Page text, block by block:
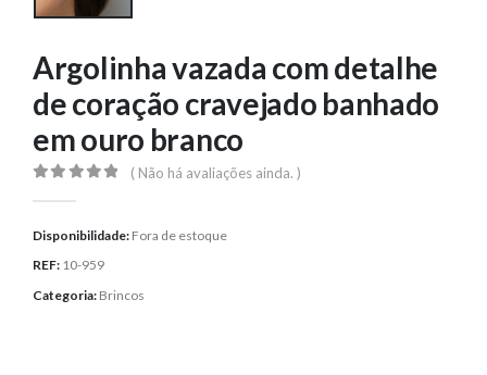
Argolinha vazada com detalhe
de coração cravejado banhado
em ouro branco
( Não há avaliações ainda. )
Disponibilidade: Fora de estoque
REF: 10-959
Categoria: Brincos